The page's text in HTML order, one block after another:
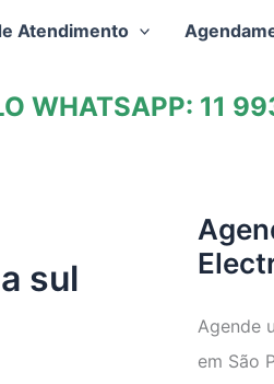
Atendimento
WHATSAPP: 11
sul
Agende
em São